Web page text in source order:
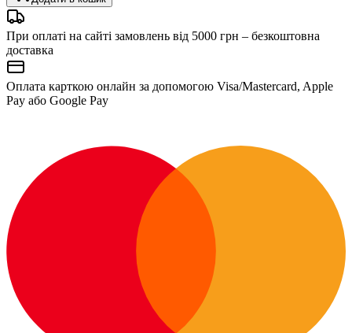
При оплаті на сайті замовлень від 5000 грн – безкоштовна
доставка
Оплата карткою онлайн за допомогою Visa/Mastercard, Apple
Pay або Google Pay